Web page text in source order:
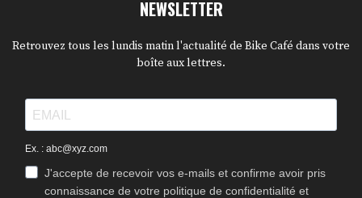
NEWSLETTER
Retrouvez tous les lundis matin l'actualité de Bike Café dans votre
boîte aux lettres.
Ex. : abc@xyz.com
J'accepte de recevoir vos e-mails et confirme avoir pris
connaissance de votre politique de confidentialité et